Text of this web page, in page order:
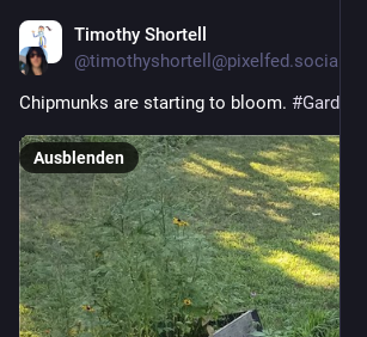
Timothy Shortell
@timothyshortell@pixelfed.social
Chipmunks are starting to bloom.
Ausblenden